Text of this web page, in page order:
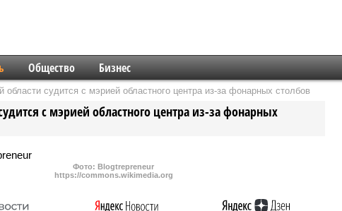
Общество Бизнес
области судится с мэрией областного центра из-за фонарных столбов
с мэрией областного центра из-за фонарных
Фото: Blogtrepreneur
https://commons.wikimedia.org